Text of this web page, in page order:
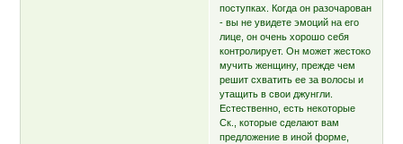
поступках. Когда он разочарован
- вы не увидете эмоций на его
лице, он очень хорошо себя
контролирует. Он может жестоко
мучить женщину, прежде чем
решит схватить ее за волосы и
утащить в свои джунгли.
Естественно, есть некоторые
Ск., которые сделают вам
предложение в иной форме,